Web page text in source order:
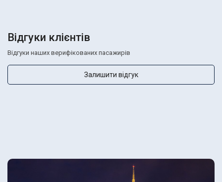
Відгуки клієнтів
Відгуки наших верифікованих пасажирів
Залишити відгук